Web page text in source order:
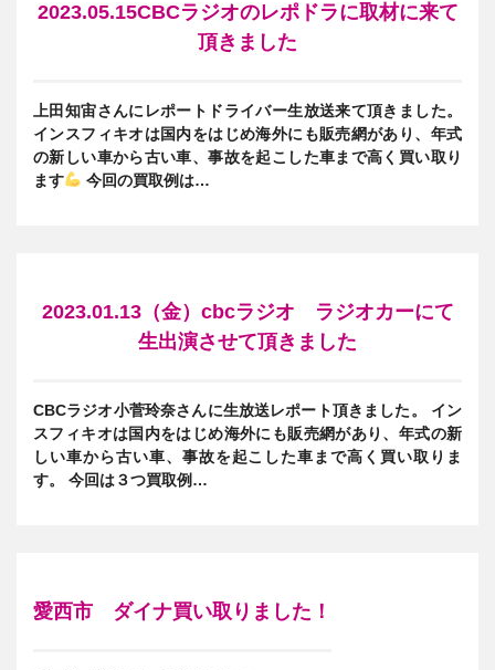
2023.05.15CBCラジオのレポドラに取材に来て
頂きました
上田知宙さんにレポートドライバー生放送来て頂きました。
インスフィキオは国内をはじめ海外にも販売網があり、年式
の新しい車から古い車、事故を起こした車まで高く買い取り
ます
今回の買取例は…
2023.01.13（金）cbcラジオ ラジオカーにて
生出演させて頂きました
CBCラジオ小菅玲奈さんに生放送レポート頂きました。 イン
スフィキオは国内をはじめ海外にも販売網があり、年式の新
しい車から古い車、事故を起こした車まで高く買い取りま
す。 今回は３つ買取例…
愛西市 ダイナ買い取りました！